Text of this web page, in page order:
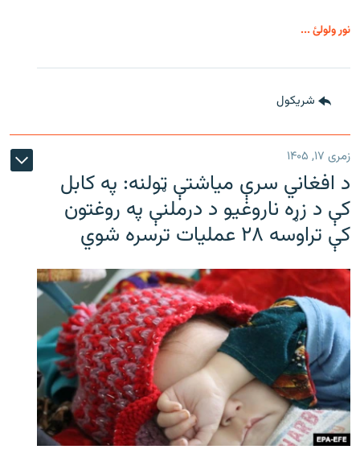
نور ولولئ ...
شريکول
زمری ۱۷, ۱۴۰۵
د افغاني سرې میاشتې ټولنه: په کابل
کې د زړه ناروغیو د درملنې په روغتون
کې تراوسه ۲۸ عملیات ترسره شوي